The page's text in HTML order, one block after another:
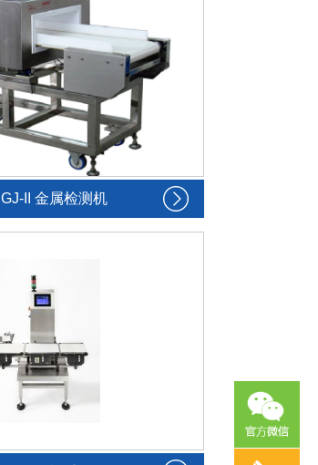
GJ-II 金属检测机